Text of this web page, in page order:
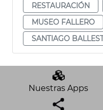
RESTAURACIÓN
MUSEO FALLERO
SANTIAGO
Nuestras Apps